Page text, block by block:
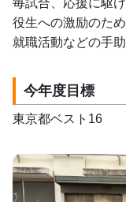
毎試合、応援に駆
役生への激励のた
就職活動などの手
今年度目標
東京都ベスト16